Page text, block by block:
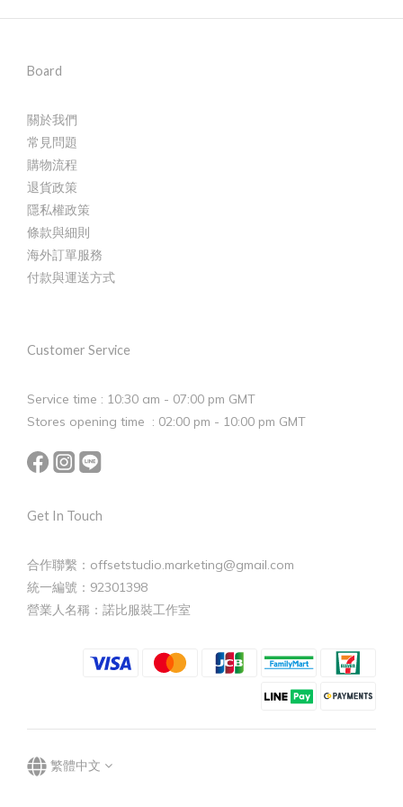
Board
關於我們
常見問題
購物流程
退貨政策
隱私權政策
條款與細則
海外訂單服務
付款與運送方式
Customer Service
Service time : 10:30 am - 07:00 pm GMT
Stores opening time : 02:00 pm - 10:00 pm GMT
Get In Touch
合作聯繫：offsetstudio.marketing@gmail.com
統一編號：92301398
營業人名稱：諾比服裝工作室
繁體中文